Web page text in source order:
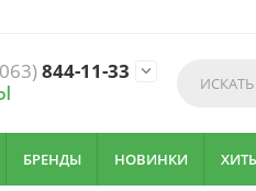
844-11-33 
БРЕНДЫ НОВИНКИ